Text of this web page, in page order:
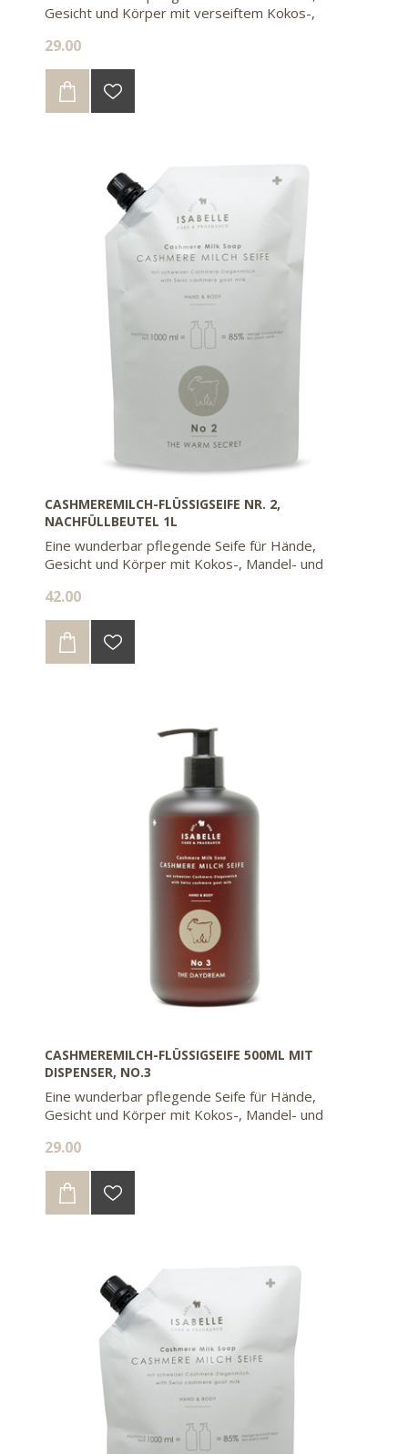
Gesicht und Körper mit verseiftem Kokos-,
29.00
CASHMEREMILCH-FLÜSSIGSEIFE NR. 2,
NACHFÜLLBEUTEL 1L
Eine wunderbar pflegende Seife für Hände,
Gesicht und Körper mit Kokos-, Mandel- und
Kunststoff gegenüber 2 Flaschen à 500ml.
42.00
CASHMEREMILCH-FLÜSSIGSEIFE 500ML MIT
DISPENSER, NO.3
Eine wunderbar pflegende Seife für Hände,
Gesicht und Körper mit Kokos-, Mandel- und
29.00